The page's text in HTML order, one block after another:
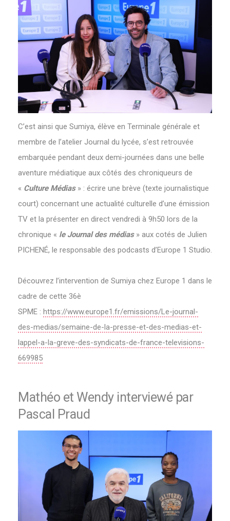
C’est ainsi que Sumiya, élève en Terminale générale et
membre de l’atelier Journal du lycée, s’est retrouvée
embarquée pendant deux demi-journées dans une belle
aventure médiatique aux côtés des chroniqueurs de
« Culture Médias » : écrire une brève (texte journalistique
court) concernant une actualité culturelle d’une émission
TV et la présenter en direct vendredi à 9h50 lors de la
chronique « le Journal des médias» aux cotés de Julien
PICHENÉ, le responsable des podcasts d’Europe 1 Studio.
Découvrez l’intervention de Sumiya chez Europe 1 dans le
cadre de cette 36è
SPME : https://www.europe1.fr/emissions/Le-journal-
des-medias/semaine-de-la-presse-et-des-medias-et-
lappel-a-la-greve-des-syndicats-de-france-televisions-
669985
Mathéo et Wendy interviewé par
Pascal Praud